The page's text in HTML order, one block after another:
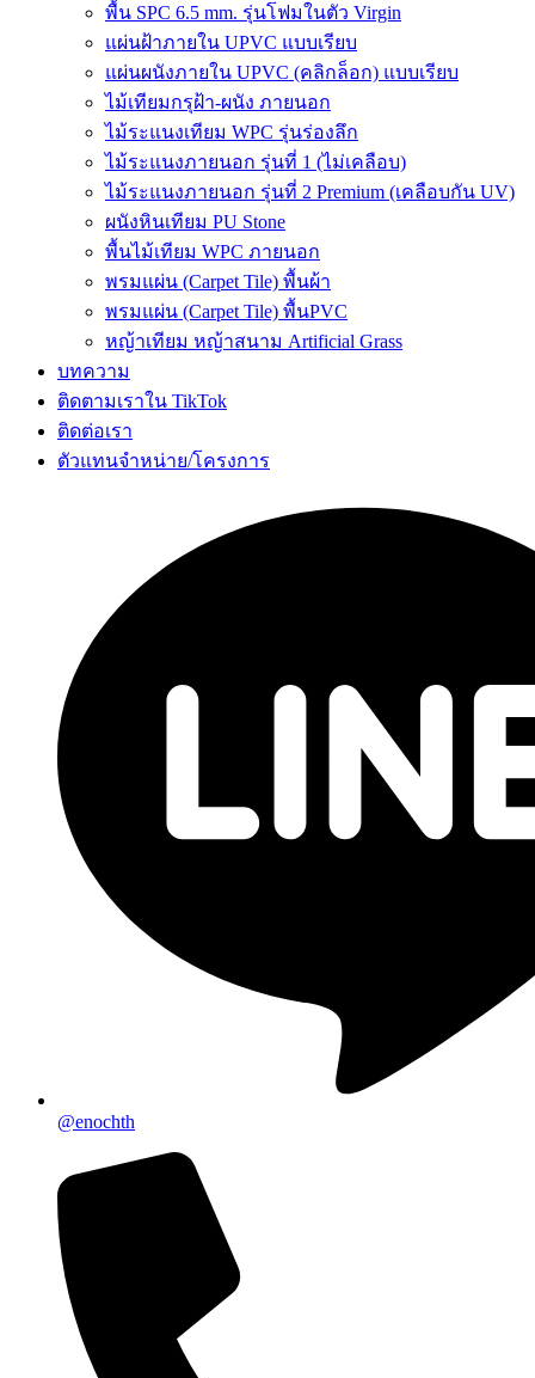
พื้น SPC 6.5 mm. รุ่นโฟมในตัว Virgin
แผ่นฝ้าภายใน UPVC แบบเรียบ
แผ่นผนังภายใน UPVC (คลิกล็อก) แบบเรียบ
ไม้เทียมกรุฝ้า-ผนัง ภายนอก
ไม้ระแนงเทียม WPC รุ่นร่องลึก
ไม้ระแนงภายนอก รุ่นที่ 1 (ไม่เคลือบ)
ไม้ระแนงภายนอก รุ่นที่ 2 Premium (เคลือบกัน UV)
ผนังหินเทียม PU Stone
พื้นไม้เทียม WPC ภายนอก
พรมแผ่น (Carpet Tile) พื้นผ้า
พรมแผ่น (Carpet Tile) พื้นPVC
หญ้าเทียม หญ้าสนาม Artificial Grass
บทความ
ติดตามเราใน TikTok
ติดต่อเรา
ตัวแทนจำหน่าย/โครงการ
@enochth